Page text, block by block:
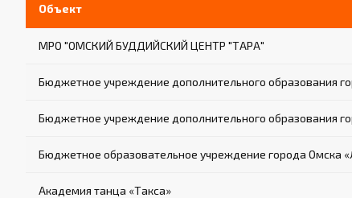
Объект
МРО "ОМСКИЙ БУДДИЙСКИЙ ЦЕНТР "ТАРА"
Бюджетное учреждение дополнительного образования
Бюджетное учреждение дополнительного образования
Бюджетное образовательное учреждение города Омска
Академия танца «Такса»